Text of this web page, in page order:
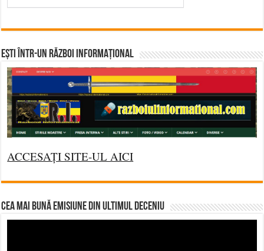
Ești într-un RĂZBOI INFORMAȚIONAL
ACCESAȚI SITE-UL AICI
CEA MAI BUNĂ EMISIUNE DIN ULTIMUL DECENIU